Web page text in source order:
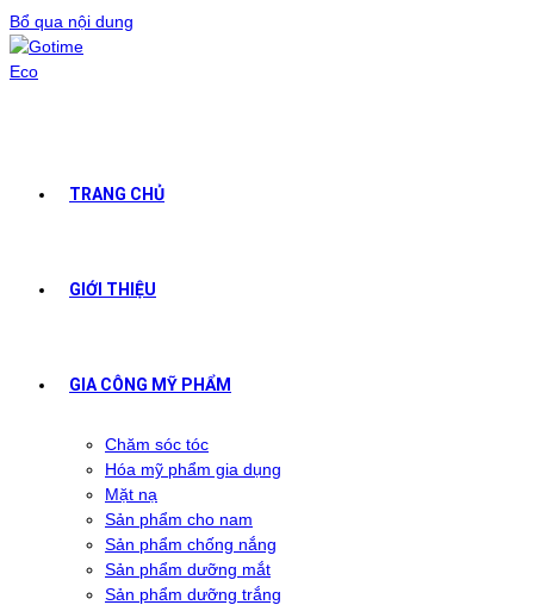
Bổ qua nội dung
TRANG CHỦ
GIỚI THIỆU
GIA CÔNG MỸ PHẨM
Chăm sóc tóc
Hóa mỹ phẩm gia dụng
Mặt nạ
Sản phẩm cho nam
Sản phẩm chống nắng
Sản phẩm dưỡng mắt
Sản phẩm dưỡng trắng